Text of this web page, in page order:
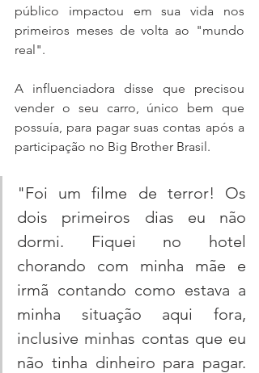
público impactou em sua vida nos
primeiros meses de volta ao "mundo
real".
A influenciadora disse que precisou
vender o seu carro, único bem que
possuía, para pagar suas contas após a
participação no Big Brother Brasil.
"Foi um filme de terror! Os
dois primeiros dias eu não
dormi. Fiquei no hotel
chorando com minha mãe e
irmã contando como estava a
minha situação aqui fora,
inclusive minhas contas que eu
não tinha dinheiro para pagar.